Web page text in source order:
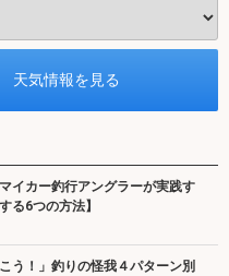
イカー釣行アングラーが実践す
る6つの方法】
う！」釣りの怪我４パターン別